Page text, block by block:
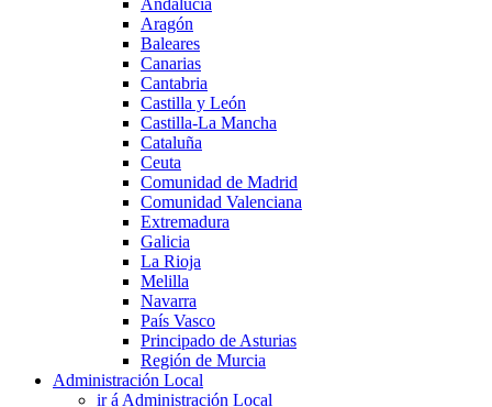
Aragón
Baleares
Canarias
Cantabria
Castilla y León
Castilla-La Mancha
Cataluña
Ceuta
Comunidad de Madrid
Comunidad Valenciana
Extremadura
Galicia
La Rioja
Melilla
Navarra
País Vasco
Principado de Asturias
Región de Murcia
Administración Local
ir á Administración Local